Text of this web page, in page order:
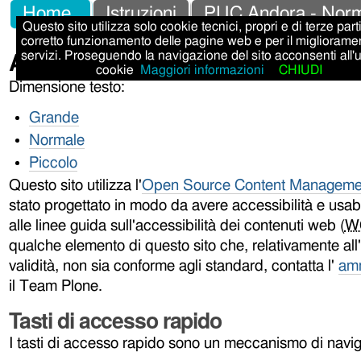
Salta
ai
contenuti.
Salta
alla
navigazione
Strumenti
personali
Sezioni
Home Istruzioni PUC Andora -
Accessibilità
Dimensione testo:
Grande
Normale
Piccolo
Questo sito utilizza l'Open Source Content
stato progettato in modo da avere accessibilità e
alle linee guida sull'accessibilità dei contenuti web (
qualche elemento di questo sito che, relativamente
validità, non sia conforme agli standard, contatta l'
il Team Plone.
Tasti di accesso rapido
I tasti di accesso rapido sono un meccanismo di
Questo sito utilizza solo cookie tecnici, propri e di terze
corretto funzionamento delle pagine web e per il
servizi. Proseguendo la navigazione del sito acconsenti
cookie
Maggiori informazioni CHIUDI